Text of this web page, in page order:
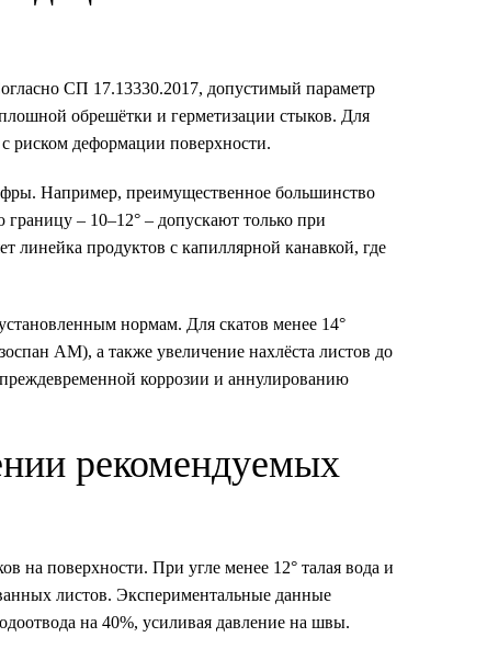
СП 17.13330.2017, допустимый параметр
обрешётки и герметизации стыков. Для
риском деформации поверхности.
Например, преимущественное большинство
– 10–12° – допускают только при
линейка продуктов с капиллярной канавкой, где
нормам. Для скатов менее 14°
AM), а также увеличение нахлёста листов до
коррозии и аннулированию
рекомендуемых
на поверхности. При угле менее 12° талая вода и
листов. Экспериментальные данные
на 40%, усиливая давление на швы.